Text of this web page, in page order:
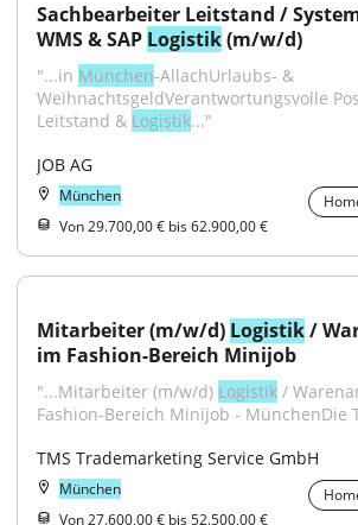
Sachbearbeiter Leitstand /
WMS & SAP Logistik (m/w/d)
"...in München‑AllachUrlaubs‑ &
WeihnachtsgeldVerantwortungsvolle
Leitstand & Logistik..."
JOB AG
München
Von 29.700,00 € bis 62.900,00 €
Mitarbeiter (m/w/d) Logistik /
im Fashion-Bereich Minijob
"...Mitarbeiter (m/w/d) Logistik /
Fashion-Bereich Minijob - MünchenDie
TMS Trademarketing Service GmbH
München
Von 27.600,00 € bis 52.500,00 €